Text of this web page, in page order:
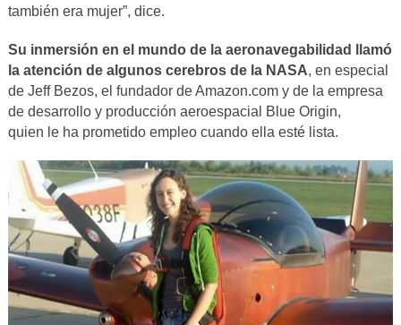
también era mujer”, dice.
Su inmersión en el mundo de la aeronavegabilidad llamó
la atención de algunos cerebros de la NASA, en especial
de Jeff Bezos, el fundador de Amazon.com y de la empresa
de desarrollo y producción aeroespacial Blue Origin,
quien le ha prometido empleo cuando ella esté lista.